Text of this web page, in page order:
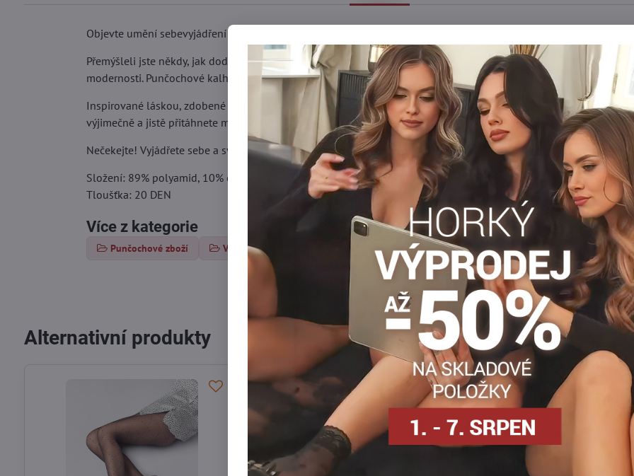
Objevte umění sebevyjádření s punčochami Natti B05 od Marilyn!
Přemýšleli jste někdy, jak dodat vašemu každodennímu outfitu trochu kouzla? Marilyn představuje punčochové
modernosti. Punčochové kalhoty o tloušťce 20 den nejen dokonale tvarují nohy, ale jsou i skutečným uměleckým
Inspirované láskou, zdobené jedinečnými nápisy a grafikou, jsou víc než jen kusem oblečení. Jsou vyjádřením
výjimečně a jistě přitáhnete mnoho pohledů.
Nečekejte! Vyjádřete sebe a své pocity pomocí punčochových kalhot Natti B05!
Složení: 89% polyamid, 10% elastan, 1% bavlna
Tloušťka: 20 DEN
Více z kategorie
Punčochové zboží Vzorované punčochy Punčocháče 15-20 DEN Dámské punčocháče DEN
Facebook
Twitter BlueskyPinterestRedditLinkedInWhatsApp
E-
mail
Alternativní produkty